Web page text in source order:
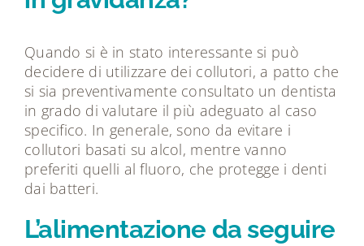
Quando si è in stato interessante si può
decidere di utilizzare dei collutori, a patto che
si sia preventivamente consultato un dentista
in grado di valutare il più adeguato al caso
specifico. In generale, sono da evitare i
collutori basati su alcol, mentre vanno
preferiti quelli al fluoro, che protegge i denti
dai batteri.
L’alimentazione da seguire